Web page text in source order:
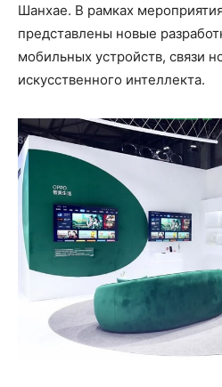
Шанхае. В рамках
представлены новые
мобильных устройств, связи
искусственного интеллекта.